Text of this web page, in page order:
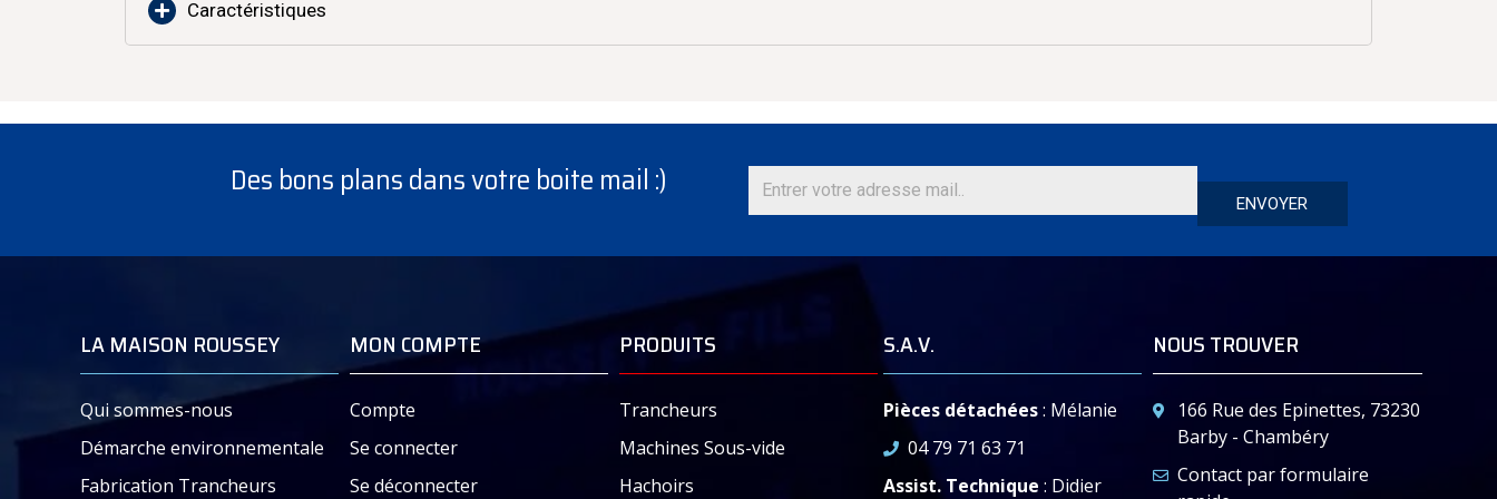
Boucherie Charcuterie Traiteur
Caractéristiques
Des bons plans dans votre boite mail :)
ENVOYER
LA MAISON ROUSSEY
Qui sommes-nous
Démarche environnementale
Fabrication Trancheurs
MON COMPTE
Compte
Se connecter
Se déconnecter
PRODUITS
Trancheurs
Machines Sous-vide
Hachoirs
S.A.V.
Pièces détachées: Mélanie
04 79 71 63 71
Assist. Technique : Didier
NOUS TROUVER
166 Rue des Epinettes, 73230
Barby - Chambéry
Contact par formulaire